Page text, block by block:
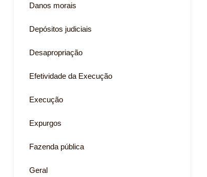
Danos morais
Depósitos judiciais
Desapropriação
Efetividade da Execução
Execução
Expurgos
Fazenda pública
Geral